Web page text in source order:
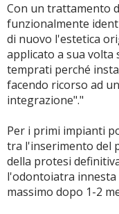
Con un trattamento
funzionalmente
di nuovo l'estetica
applicato a sua volta
temprati perché
facendo ricorso ad
integrazione"."
Per i primi impianti
tra l'inserimento del
della protesi
l'odontoiatra innesta
massimo dopo 1-2